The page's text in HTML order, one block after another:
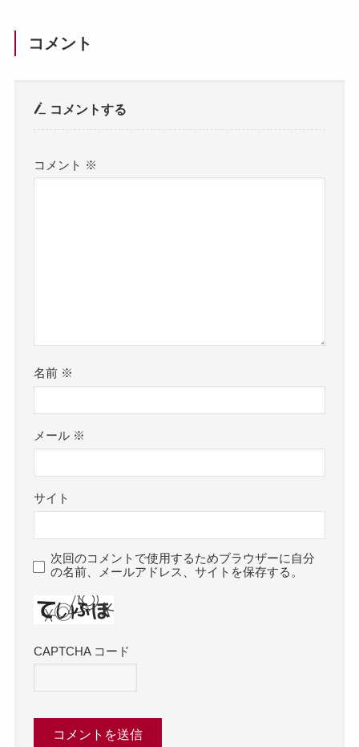
コメント
コメントする
コメント ※
名前 ※
メール ※
サイト
次回のコメントで使用するためブラウザーに自分
の名前、メールアドレス、サイトを保存する。
CAPTCHA コード